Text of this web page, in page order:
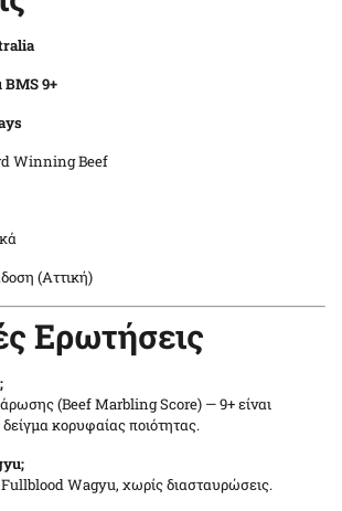
9+
Winning Beef
(Αττική)
Ερωτήσεις
(Beef Marbling Score) — 9+ είναι
δείγμα κορυφαίας ποιότητας.
Fullblood Wagyu, χωρίς διασταυρώσεις.